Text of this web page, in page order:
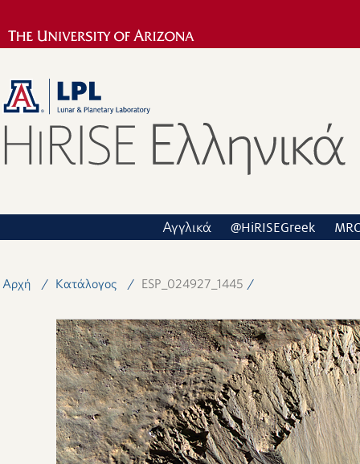
Αγγλικά @HiRISEGreek
Αρχή Κατάλογος ESP_024927_1445